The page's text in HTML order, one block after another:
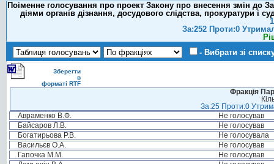
Поіменне голосування про проект Закону про внесення змін до
діями органів дізнання, досудового слідства, прокуратури
За:252 Проти:0
- Вибрати зі
Зберегти
в
форматі RTF
Фракція
За:25 Проти:0
Авраменко В.Ф.
Не голосував
Байсаров Л.В.
Не голосував
Богатирьова Р.В.
Не голосувала
Васильєв О.А.
Не голосував
Гапочка М.М.
Не голосував